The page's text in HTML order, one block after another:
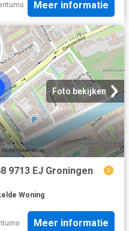
Meer informatie
Foto bekijken
9713 EJ Groningen
Woning
Meer informatie